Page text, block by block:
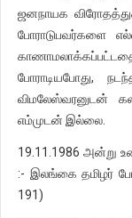
ஜனநாயக
போராடுபவர்களை
போராடியபோது,
விமலேஸ்வரனுடன்
எம்முடன் இல்லை.
19.11.1986 அன்று
:- இலங்கை தமிழர்
191)